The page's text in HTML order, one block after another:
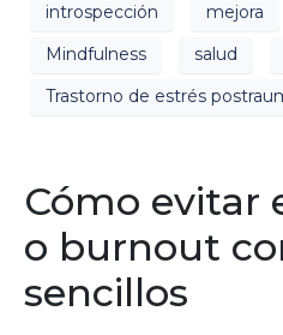
introspección
mejora
Mindfulness
salud
Trastorno de estrés
Cómo evitar
o burnout
sencillos